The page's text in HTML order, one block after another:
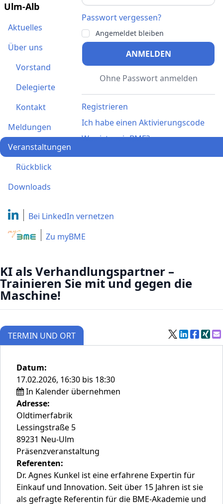
Passwort vergessen?
Angemeldet bleiben
ANMELDEN
Ohne Passwort anmelden
Registrieren
Ich habe einen Aktivierungscode
Was ist meinBME?
Ulm-Alb
Aktuelles
Über uns
Vorstand
Delegierte
Kontakt
Meldungen
Veranstaltungen
Rückblick
Downloads
Bei LinkedIn vernetzen
Zu myBME
KI als Verhandlungspartner –
Trainieren Sie mit und gegen die
Maschine!
TERMIN UND ORT
Datum:
17.02.2026, 16:30 bis 18:30
In Kalender übernehmen
Adresse:
Oldtimerfabrik
Lessingstraße 5
89231 Neu-Ulm
Präsenzveranstaltung
Referenten:
Dr. Agnes Kunkel ist eine erfahrene Expertin für
Einkauf und Innovation. Seit über 15 Jahren ist sie
als gefragte Referentin für die BME-Akademie und